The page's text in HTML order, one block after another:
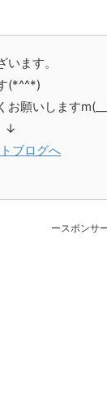
ます。
(*^^*)
お願いします
ースポンサ